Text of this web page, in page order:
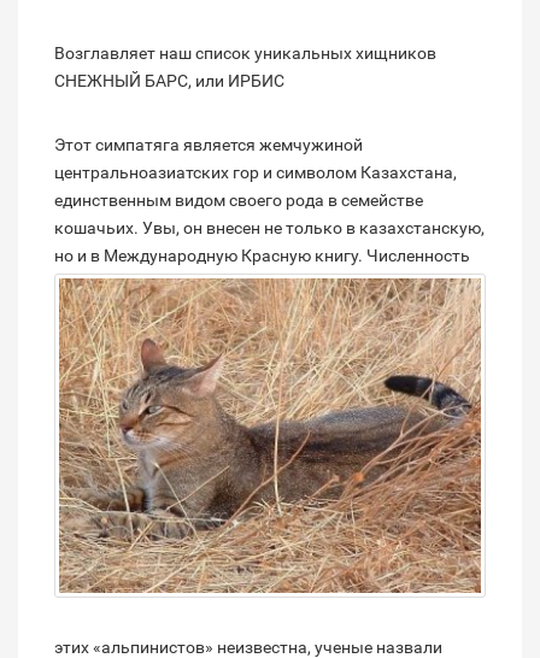
Возглавляет наш список уникальных хищников
СНЕЖНЫЙ БАРС, или ИРБИС
Этот симпатяга является жемчужиной
центральноазиатских гор и символом Казахстана,
единственным видом своего рода в семействе
кошачьих. Увы, он внесен не только в казахстанскую,
но и в Международную Красную книгу. Численность
этих «альпинистов» неизвестна, ученые назвали